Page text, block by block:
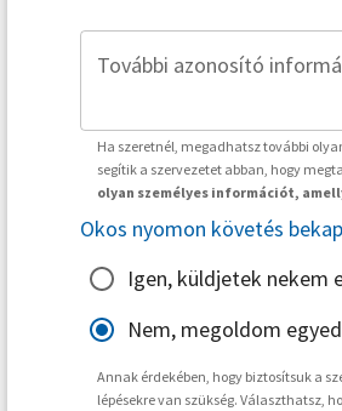
További azonosító
Ha szeretnél, megadhatsz további
segítik a szervezetet abban, hogy
olyan személyes információt,
Okos nyomon követés
Igen, küldjetek
Nem, megoldom
Annak érdekében, hogy biztosítsuk a
lépésekre van szükség. Választhatsz,